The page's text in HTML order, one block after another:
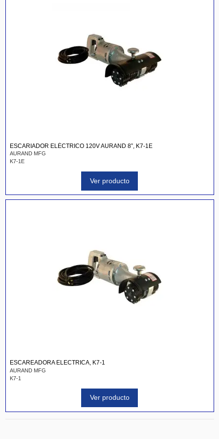
ESCARIADOR ELÉCTRICO 120V AURAND 8”, K7-1E
AURAND MFG
K7-1E
Ver producto
ESCAREADORA ELECTRICA, K7-1
AURAND MFG
K7-1
Ver producto